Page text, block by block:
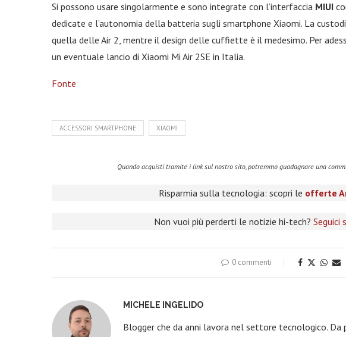
Si possono usare singolarmente e sono integrate con l’interfaccia MIUI
dedicate e l’autonomia della batteria sugli smartphone Xiaomi. La
quella delle Air 2, mentre il design delle cuffiette è il medesimo. Per
un eventuale lancio di Xiaomi Mi Air 2SE in Italia.
Fonte
ACCESSORI SMARTPHONE XIAOMI
Quando acquisti tramite i link sul nostro sito, potremmo guadagnare una
Risparmia sulla tecnologia: scopri le offerte
Non vuoi più perderti le notizie hi-tech? Seguici
0 commenti
MICHELE INGELIDO
Blogger che da anni lavora nel settore tecnologico.